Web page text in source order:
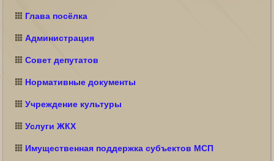
Глава посёлка
Администрация
Совет депутатов
Нормативные документы
Учреждение культуры
Услуги ЖКХ
Имущественная поддержка субъектов МСП